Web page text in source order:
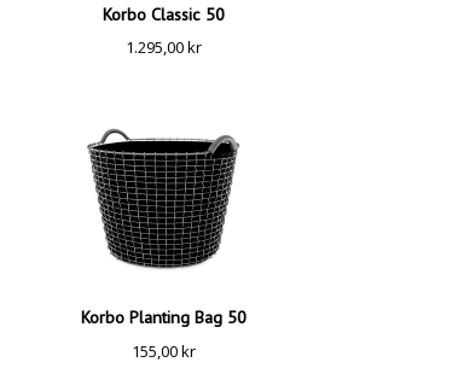
Korbo Classic 50
1.295,00kr
Korbo Planting Bag 50
155,00kr